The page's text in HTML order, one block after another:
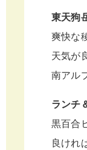
東天狗
爽快な
天気が
南アル
ランチ
黒百合
良けれ